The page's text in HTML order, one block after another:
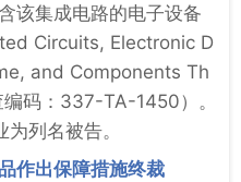
该集成电路的电子设备
Circuits, Electronic D
and Components Th
码：337-TA-1450）。
列名被告。
作出保障措施终裁